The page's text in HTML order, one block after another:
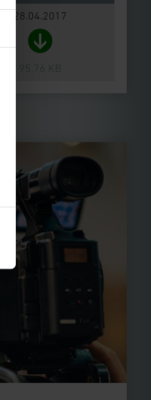
28.04.2017
95,76 KB